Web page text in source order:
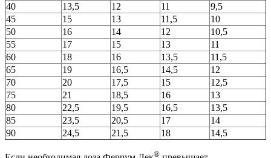
40
13,5 12 11
9,5
45
15 13 11,5
10
50
16 14 12
10,5
55
17 15 13
11
60
18 16 13,5
11,5
65
19 16,5 14,5
12
70
20 17,5 15
12,5
75
21 18,5 16
13
80
22,5 19,5 16,5
13,5
85
23,5 20,5 17
14
90
24,5 21,5 18 14,5
®